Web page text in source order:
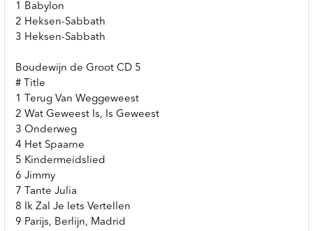
1 Babylon
2 Heksen-Sabbath
3 Heksen-Sabbath
Boudewijn de Groot CD 5
# Title
1 Terug Van Weggeweest
2 Wat Geweest Is, Is Geweest
3 Onderweg
4 Het Spaarne
5 Kindermeidslied
6 Jimmy
7 Tante Julia
8 Ik Zal Je Iets Vertellen
9 Parijs, Berlijn, Madrid